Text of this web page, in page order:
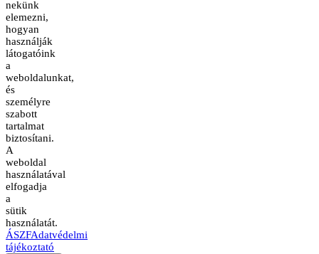
nekünk
elemezni,
hogyan
használják
látogatóink
a
weboldalunkat,
és
személyre
szabott
tartalmat
biztosítani.
A
weboldal
használatával
elfogadja
a
sütik
használatát.
ÁSZFAdatvédelmi
tájékoztató